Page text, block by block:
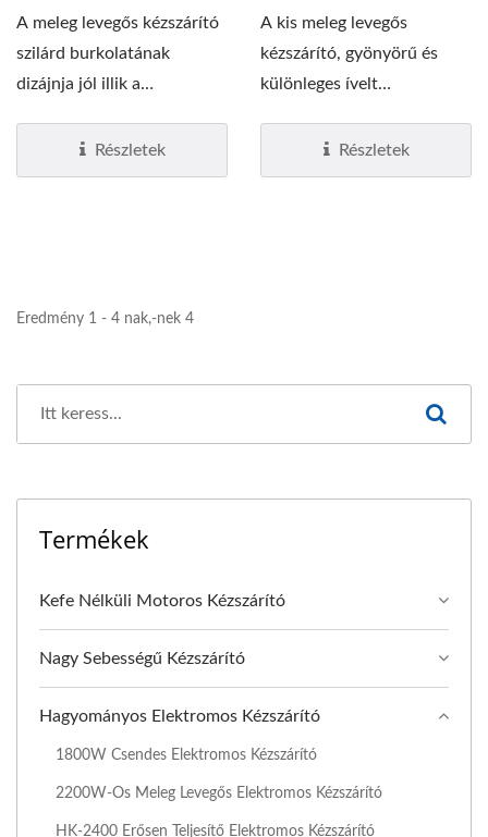
A meleg levegős kézszárító
szilárd burkolatának
dizájnja jól illik a
Részletek
A kis meleg levegős
kézszárító, gyönyörű és
különleges ívelt
Részletek
Eredmény 1 - 4 nak,-nek 4
Termékek
Kefe Nélküli Motoros Kézszárító
Nagy Sebességű Kézszárító
Hagyományos Elektromos Kézszárító
1800W Csendes Elektromos Kézszárító
2200W-Os Meleg Levegős Elektromos Kézszárító
HK-2400 Erősen Teljesítő Elektromos Kézszárító